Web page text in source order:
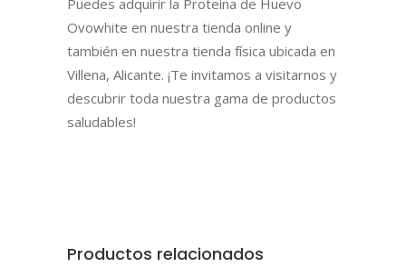
Ovowhite en nuestra tienda online y
también en nuestra tienda física ubicada en
Villena, Alicante. ¡Te invitamos a visitarnos y
descubrir toda nuestra gama de productos
saludables!
Productos relacionados